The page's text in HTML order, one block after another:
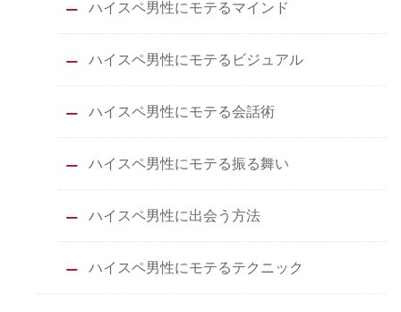
ハイスペ男性にモテるマインド
ハイスペ男性にモテるビジュアル
ハイスペ男性にモテる会話術
ハイスペ男性にモテる振る舞い
ハイスペ男性に出会う方法
ハイスペ男性にモテるテクニック